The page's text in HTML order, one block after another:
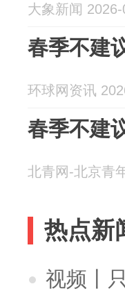
大象新闻
春季不建
环球网资讯
春季不建
北青网-北京青
热点新
视频丨